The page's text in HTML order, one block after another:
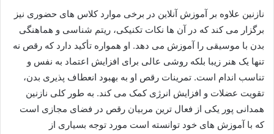
نازنین علاوه بر آموزش آنلاین در برخی موارد کلاس‌ های حضوری نیز
برگزار می‌ کند که در آن‌ ها نکات تکنیکی، ریتم‌ شناسی و هماهنگی
بدن با موسیقی را آموزش می‌ دهد. او همواره تأکید دارد که رقص نه‌
تنها یک هنر زیبا بلکه روشی عالی برای افزایش اعتماد به نفس و
تناسب اندام است. تمرینات رقص او به بهبود انعطاف‌ پذیری بدن،
تقویت عضلات و افزایش انرژی کمک می‌ کند. به طور کلی نازنین
همدانی پور یکی از فعال ترین مربیان رقص در فضای مجازی است
که با آموزش‌ های خود توانسته است مورد توجه بسیاری از